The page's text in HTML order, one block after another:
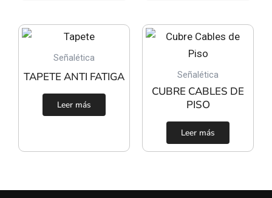
Señalética
TAPETE ANTI FATIGA
Leer más
Señalética
CUBRE CABLES DE
PISO
Leer más